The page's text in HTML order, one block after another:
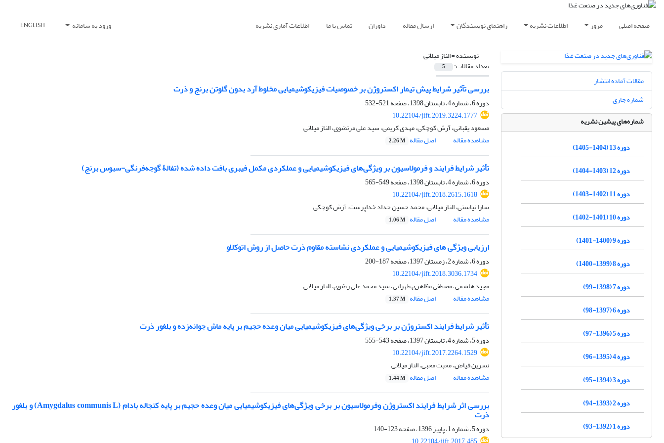
صفحه اصلی مرور اطلاعات نشریه راهنمای نویسندگان ارسال مقاله داوران تماس با ما اطلاعات آماری نشریه ورود به سامانه ENGLISH
نویسنده =الناز میلانی
تعداد مقالات: 5
بررسی تآثیر شرایط پیش تیمار اکستروژن بر خصوصیات فیزیکوشیمیایی مخلوط آرد بدون گلوتن برنج و ذرت
دوره 6، شماره 4، تابستان 1398، صفحه
521-532
10.22104/jift.2019.3224.1777
مسعود یقبانی، آرش کوچکی، مهدی کریمی، سید علی مرتضوی، الناز میلانی
مشاهده مقاله
اصل مقاله 2.26 M
تأثیر شرایط فرایند و فرمولاسیون بر ویژگی‌های فیزیکوشیمیایی و عملکردی مکمل فیبری بافت داده شده (تفالۀ گوجه‌فرنگی-سبوس برنج)
دوره 6، شماره 4، تابستان 1398، صفحه
549-565
10.22104/jift.2018.2615.1618
سارا نیاستی، الناز میلانی، محمد حسین حداد خداپرست، آرش کوچکی
مشاهده مقاله
اصل مقاله 1.06 M
ارزیابی ویژگی های فیزیکوشیمیایی و عملکردی نشاسته مقاوم ذرت حاصل از روش اتوکلاو
دوره 6، شماره 2، زمستان 1397، صفحه
187-200
10.22104/jift.2018.3036.1734
مجید هاشمی، مصطفی مظاهری طهرانی، سید محمد علی رضوی، الناز میلانی
مشاهده مقاله
اصل مقاله 1.37 M
تأثیر شرایط فرایند اکستروژن بر برخی ویژگی‌های فیزیکوشیمیایی میان وعده حجیم بر پایه ماش جوانه‌زده و بلغور ذرت
دوره 5، شماره 4، تابستان 1397، صفحه
543-555
10.22104/jift.2017.2264.1529
نسرین فیاض، محبت محبی، الناز میلانی
مشاهده مقاله
اصل مقاله 1.44 M
بررسی اثر شرایط فرایند اکستروژن وفرمولاسیون بر برخی ویژگی‌های فیزیکوشیمیایی میان وعده حجیم بر پایه کنجاله بادام (Amygdalus communis L) و بلغور
ذرت
دوره 5، شماره 1، پاییز 1396، صفحه
123-140
مقالات آماده انتشار
شماره جاری
شماره‌های پیشین نشریه
دوره 13 (1404-1405)
دوره 12 (1403-1404)
دوره 11 (1402-1403)
دوره 10 (1401-1402)
دوره 9 (1400-1401)
دوره 8 (1399-1400)
دوره 7 (1398-99)
دوره 6 (1397-98)
دوره 5 (1396-97)
دوره 4 (1395-96)
دوره 3 (1394-95)
دوره 2 (1393-94)
دوره 1 (1392-93)